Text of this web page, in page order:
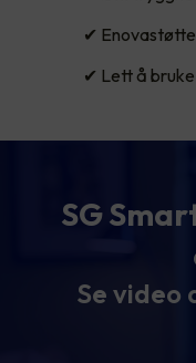
✔
✔ Lett å
SG
Se video